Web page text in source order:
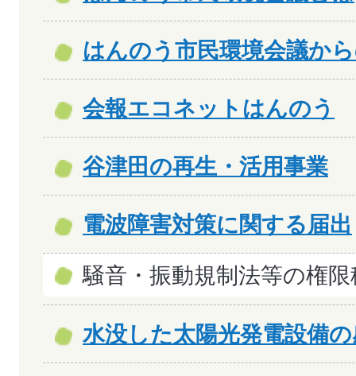
はんのう市民環境会議か
会報エコネットはんのう
谷津田の再生・活用事業
電波障害対策に関する届出
騒音・振動規制法等の権
水没した太陽光発電設備